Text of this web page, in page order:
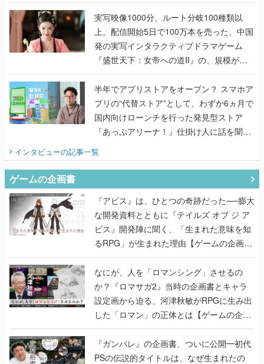
んだレジェンド2人に訊く開発秘話
実写映像1000分、ルート分岐100種類以
上。配信開始5日で100万本を売った、中国
発の実写インタラクティブドラマゲーム
『盛世天下：女帝への道II』の、規模が違
うこだわりをプロデューサーに聞いた
半年でアプリストアをオープン？ スマホア
プリの“代替ストア”として、わずか6ヵ月で
国内向けローンチを行った発見型ストア
『あっぷアリーナ！』仕掛け人に話を聞い
インタビューの記事一覧
ゲームの企画書
『アビス』は、ひとつの奇跡だった──膨大
な開発資料とともに『テイルズ オブ ジ ア
ビス』開発陣に聞く、「生まれた意味を知
るRPG」が生まれた理由【ゲームの企画
書】
なにが、人を「ロマンシング」させるの
か？『ロマサガ2』当時の企画書とキャラ
設定画から迫る、河津秋敏がRPGに生み出
した「ロマン」の正体とは【ゲームの企画
書】
『ガンパレ』の企画書、ついに公開━初代
PSの伝説的タイトルは、なぜ生まれたの